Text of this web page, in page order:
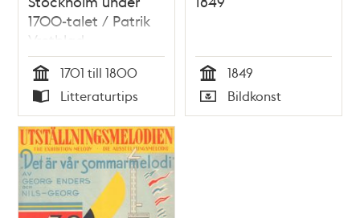
1700-talet / Patrik
Vretblad
Tid
1701 till 1800
Typ
Litteraturtips Tid
1849
Typ
Bildkonst